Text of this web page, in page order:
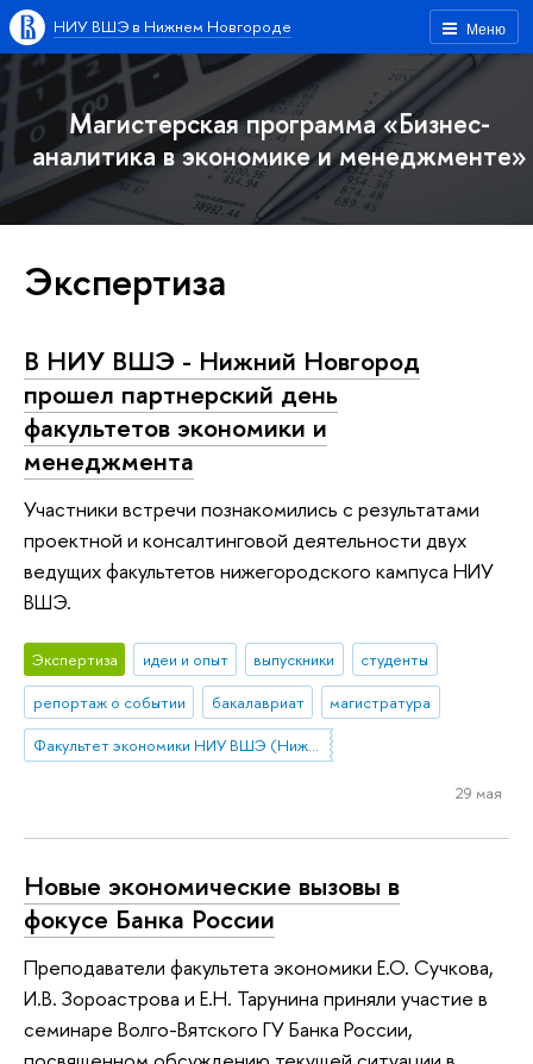
Меню
НИУ ВШЭ в Нижнем Новгороде
Магистерская программа «Бизнес-
аналитика в экономике и менеджменте»
Экспертиза
В НИУ ВШЭ - Нижний Новгород
прошел партнерский день
факультетов экономики и
менеджмента
Участники встречи познакомились с результатами
проектной и консалтинговой деятельности двух
ведущих факультетов нижегородского кампуса НИУ
ВШЭ.
Экспертиза идеи и опыт выпускники
студенты
репортаж о событии
бакалавриат
магистратура
Факультет экономики НИУ ВШЭ (Нижний Новгород)
29 мая
Новые экономические вызовы в
фокусе Банка России
Преподаватели факультета экономики Е.О. Сучкова,
И.В. Зороастрова и Е.Н. Тарунина приняли участие в
семинаре Волго-Вятского ГУ Банка России,